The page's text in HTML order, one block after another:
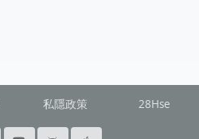
私隱政策 28Hse